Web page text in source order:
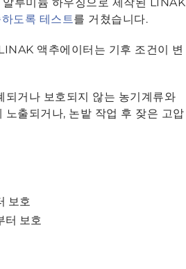
도록 테스트를 거쳤습니다.
액추에이터는 기후 조건이 변
거나 보호되지 않는 농기계류와
출되거나, 논밭 작업 후 잦은 고압
보호
터 보호